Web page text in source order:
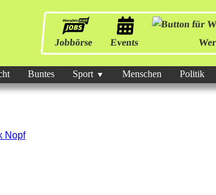
Jobbörse Events
Buntes Sport Menschen Politik